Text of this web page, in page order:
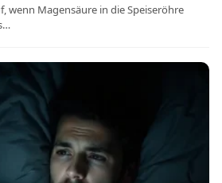
wenn Magensäure in die Speiseröhre